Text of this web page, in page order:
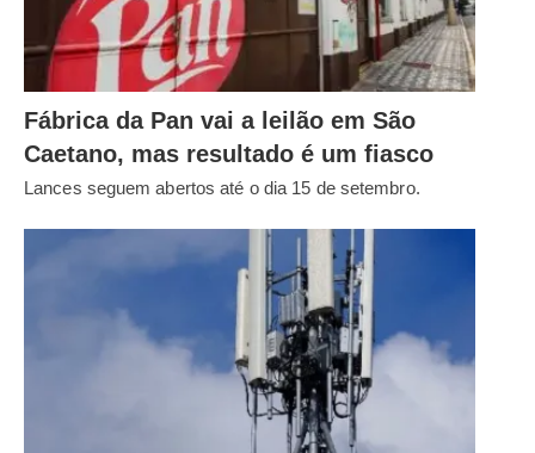
Fábrica da Pan vai a leilão em São
Caetano, mas resultado é um fiasco
Lances seguem abertos até o dia 15 de setembro.